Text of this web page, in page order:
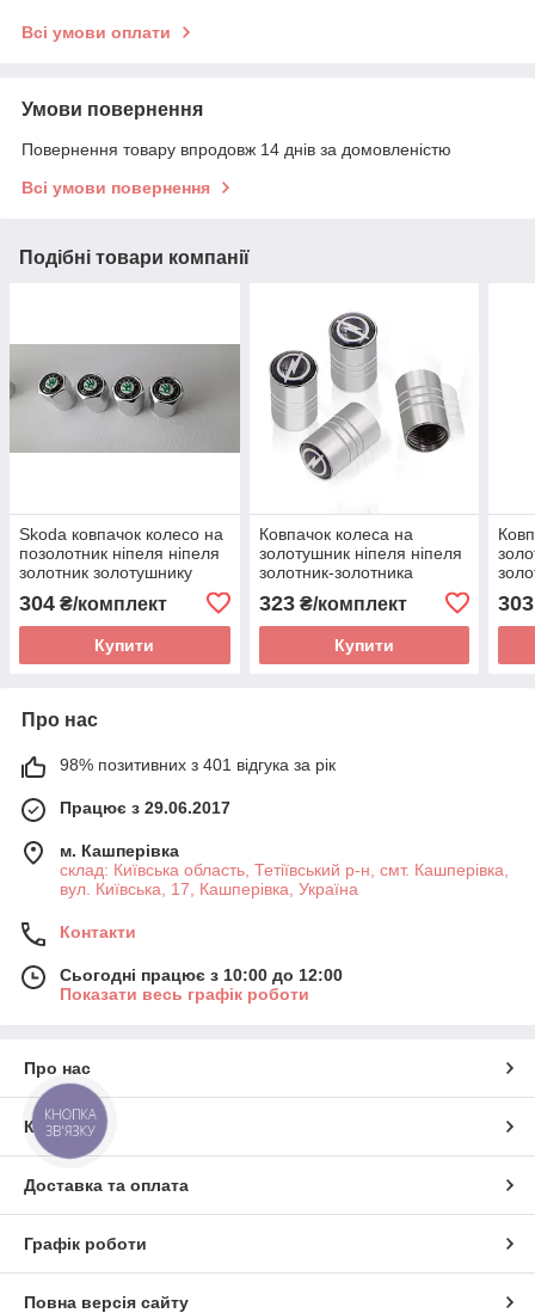
Всі умови оплати
Умови повернення
Повернення товару впродовж 14 днів за домовленістю
Всі умови повернення
Подібні товари компанії
Skoda ковпачок колесо на
позолотник ніпеля ніпеля
золотник золотушнику
304 ₴/комплект
Купити
Ковпачок колеса на
золотушник ніпеля ніпеля
золотник-золотника
автомобіля автопельopel
323₴/комплект
Купити
303
Про нас
98% позитивних з 401 відгука за рік
Працює з 29.06.2017
м. Кашперівка
склад: Київська область, Тетіївський р-н, смт. Кашперівка,
вул. Київська, 17, Кашперівка, Україна
Контакти
Сьогодні працює з 10:00 до 12:00
Показати весь графік роботи
Про нас
Контакти
Доставка та оплата
Графік роботи
Повна версія сайту
КНОПКА
ЗВ'ЯЗКУ